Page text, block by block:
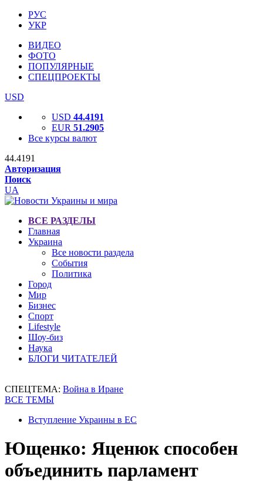
РУС
УКР
ВИДЕО
ФОТО
ПОПУЛЯРНЫЕ
СПЕЦПРОЕКТЫ
USD
USD 44.4191
EUR 51.2905
Все курсы валют
44.4191
Авторизация
Поиск
UA
ВСЕ РАЗДЕЛЫ
Главная
Украина
Все новости раздела
События
Политика
Город
Мир
Бизнес
Спорт
Lifestyle
Шоу-биз
Наука
БЛОГИ ЧИТАТЕЛЕЙ
СПЕЦТЕМА: Война в Иране
ВСЕ ТЕМЫ
Вступление Украины в ЕС
Ющенко: Яценюк способен
объединить парламент